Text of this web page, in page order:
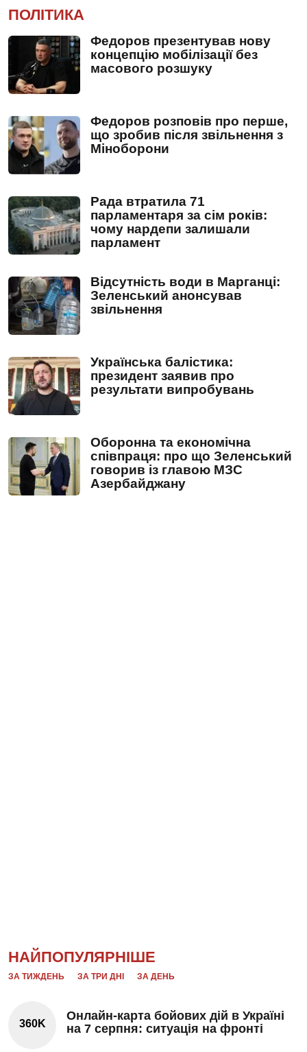
ПОЛІТИКА
Федоров презентував нову
концепцію мобілізації без
масового розшуку
Федоров розповів про перше,
що зробив після звільнення з
Міноборони
Рада втратила 71
парламентаря за сім років:
чому нардепи залишали
парламент
Відсутність води в Марганці:
Зеленський анонсував
звільнення
Українська балістика:
президент заявив про
результати випробувань
Оборонна та економічна
співпраця: про що Зеленський
говорив із главою МЗС
Азербайджану
НАЙПОПУЛЯРНІШЕ
ЗА ТИЖДЕНЬ ЗА ТРИ ДНІ ЗА ДЕНЬ
360K
Онлайн-карта бойових дій в Україні
на 7 серпня: ситуація на фронті